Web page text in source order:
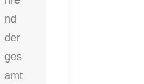
nd
der
ges
amt